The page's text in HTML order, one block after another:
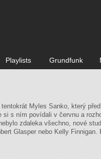
Playlists Grundfunk
Myles Sanko, který
si s ním povídali v červnu a
zdaleka všechno, nové
Glasper nebo Kelly